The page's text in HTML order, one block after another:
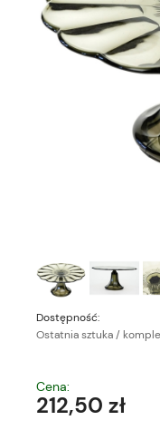
Dostępność:
Ostatnia sztuka /
Cena nie zawiera
Cena:
212,50 zł